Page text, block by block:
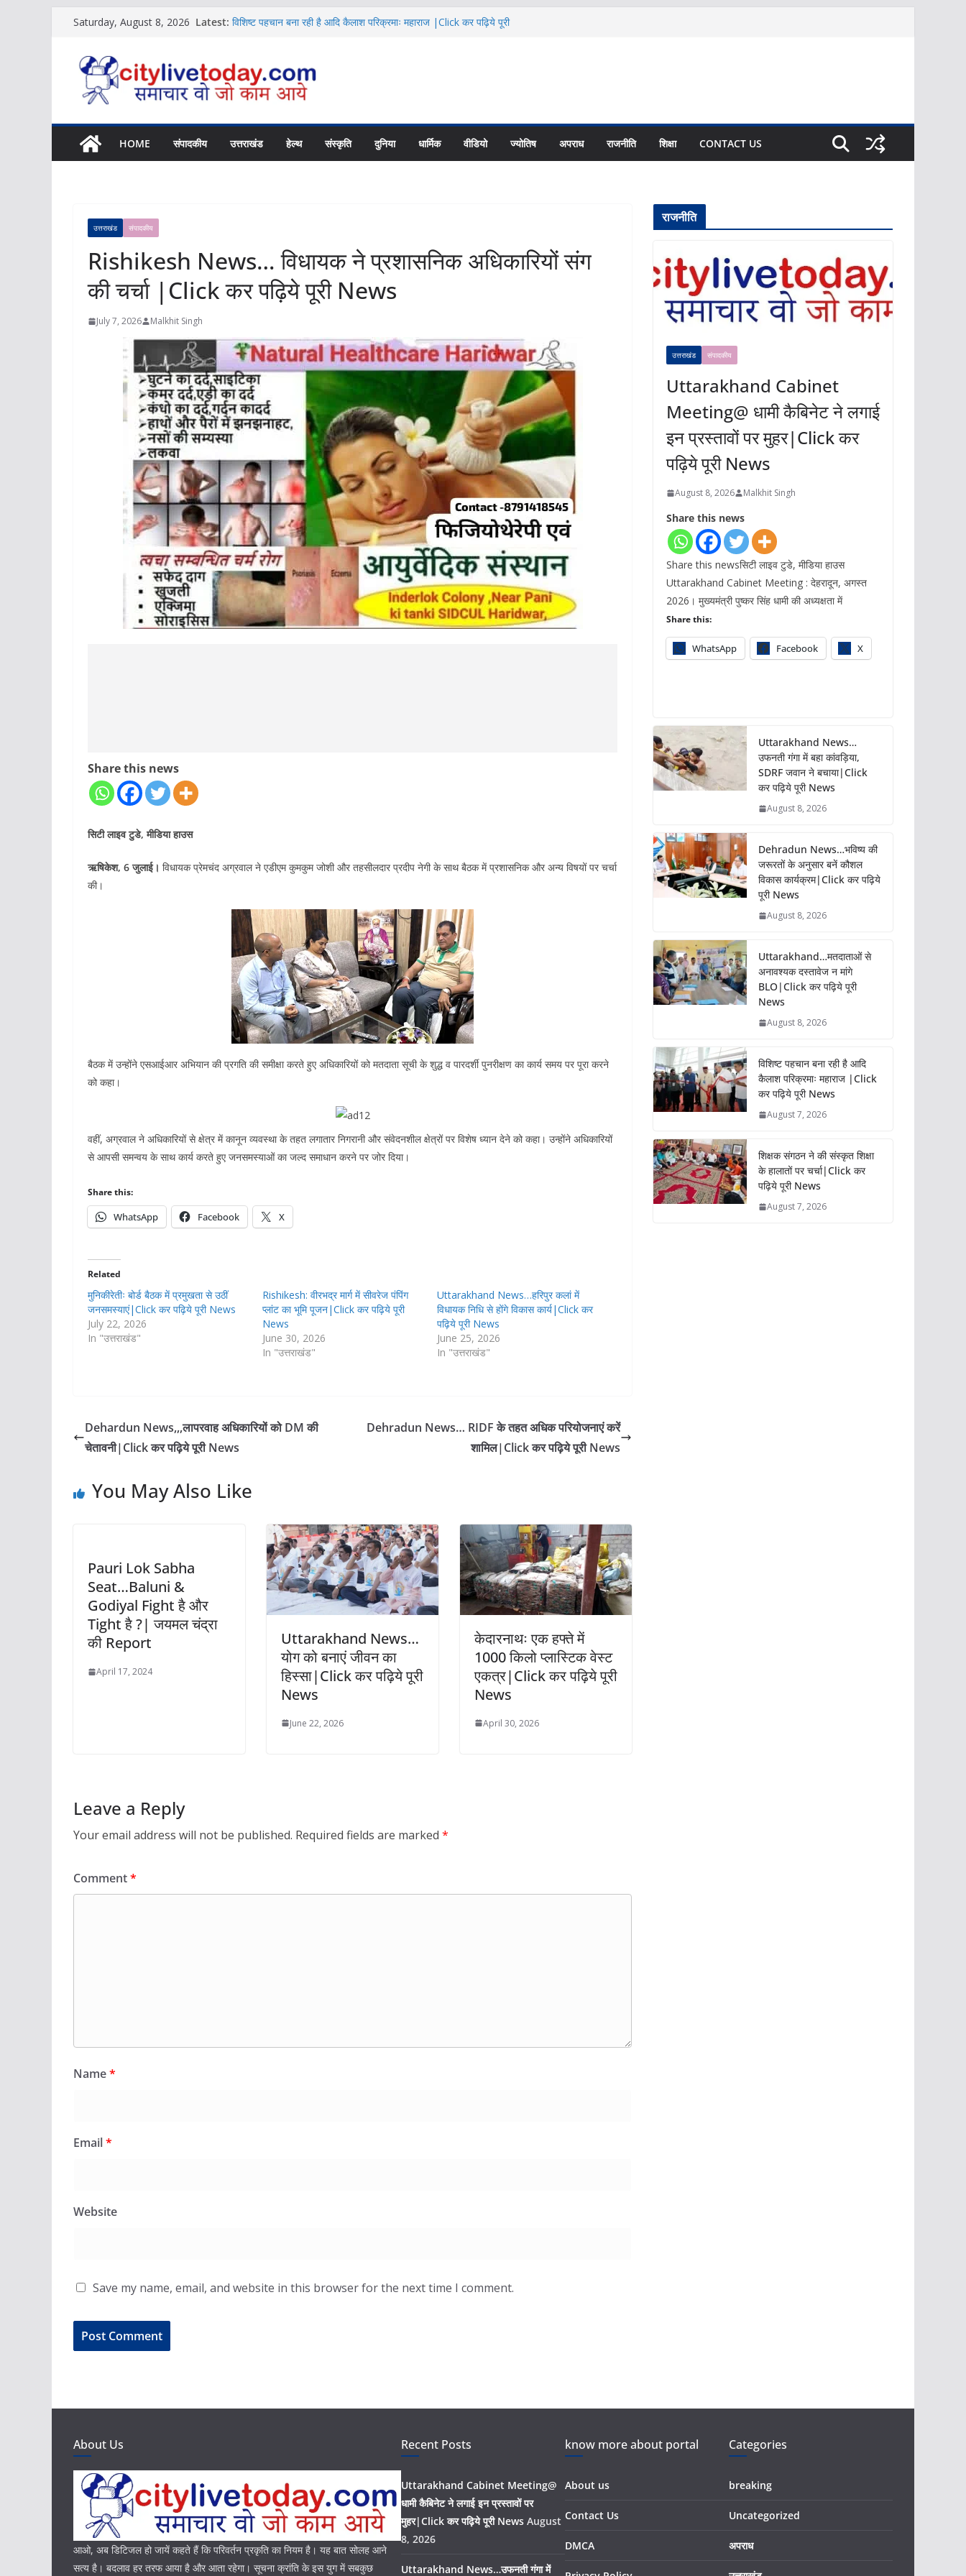
Skip
content
Saturday, August 8, 2026 Latest: विशिष्ट पहचान बना रही है आदि कैलाश परिक्रमाः महाराज |Click कर पढ़िये पूरी
मुहर|Click कर पढ़िये पूरी News
Uttarakhand News…उफनती गंगा में बहा कांवड़िया, SDRF जवान ने
बचाया|Click कर पढ़िये पूरी News
कार्यक्रम|Click कर पढ़िये पूरी News
Uttarakhand…मतदाताओं से अनावश्यक दस्तावेज न मांगे BLO|Click कर
पढ़िये पूरी News
HOME संपादकीय उत्तराखंड हेल्थ संस्कृति दुनिया धार्मिक वीडियो ज्योतिष अपराध राजनीति शिक्षा CONTACT US
उत्तराखंड संपादकीय
Rishikesh News… विधायक ने प्रशासनिक अधिकारियों संग
की चर्चा |Click कर पढ़िये पूरी News
July 7, 2026 Malkhit Singh
Share this news
सिटी लाइव टुडे, मीडिया हाउस
ऋषिकेश, 6 जुलाई। विधायक प्रेमचंद अग्रवाल ने एडीएम कुमकुम जोशी और तहसीलदार प्रदीप नेगी के साथ बैठक में प्रशासनिक और अन्य विषयों पर चर्चा
की।
बैठक में उन्होंने एसआईआर अभियान की प्रगति की समीक्षा करते हुए अधिकारियों को मतदाता सूची के शुद्ध व पारदर्शी पुनरीक्षण का कार्य समय पर पूरा करने
को कहा।
वहीं, अग्रवाल ने अधिकारियों से क्षेत्र में कानून व्यवस्था के तहत लगातार निगरानी और संवेदनशील क्षेत्रों पर विशेष ध्यान देने को कहा। उन्होंने अधिकारियों
से आपसी समन्वय के साथ कार्य करते हुए जनसमस्याओं का जल्द समाधान करने पर जोर दिया।
Share this:
WhatsApp Facebook X
Related
मुनिकीरेतीः बोर्ड बैठक में प्रमुखता से उठीं
जनसमस्याएं|Click कर पढ़िये पूरी News
July 22, 2026
In "उत्तराखंड"
Rishikesh: वीरभद्र मार्ग में सीवरेज पंपिंग
प्लांट का भूमि पूजन|Click कर पढ़िये पूरी
News
June 30, 2026
In "उत्तराखंड"
Uttarakhand News…हरिपुर कलां में
विधायक निधि से होंगे विकास कार्य|Click कर
पढ़िये पूरी News
June 25, 2026
In "उत्तराखंड"
Dehardun News,,,लापरवाह अधिकारियों को DM की
चेतावनी|Click कर पढ़िये पूरी News
Dehradun News… RIDF के तहत अधिक परियोजनाएं करें
शामिल|Click कर पढ़िये पूरी News
You May Also Like
Pauri Lok Sabha
Seat…Baluni &
Godiyal Fight है और
Tight है ?| जयमल चंद्रा
की Report
April 17, 2024
Uttarakhand News…
योग को बनाएं जीवन का
हिस्सा|Click कर पढ़िये पूरी
News
June 22, 2026
केदारनाथः एक हफ्ते में
1000 किलो प्लास्टिक वेस्ट
एकत्र|Click कर पढ़िये पूरी
News
April 30, 2026
Leave a Reply
Your email address will not be published. Required fields are marked *
Comment*
Name*
Email*
Website
Save my name, email, and website in this browser for the next time I comment.
राजनीति
उत्तराखंड संपादकीय
Uttarakhand Cabinet
Meeting@ धामी कैबिनेट ने लगाई
इन प्रस्तावों पर मुहर|Click कर
पढ़िये पूरी News
August 8, 2026 Malkhit Singh
Share this news
Share this newsसिटी लाइव टुडे, मीडिया हाउस
Uttarakhand Cabinet Meeting : देहरादून, अगस्त
2026। मुख्यमंत्री पुष्कर सिंह धामी की अध्यक्षता में
Share this:
WhatsApp Facebook X
Uttarakhand News…
उफनती गंगा में बहा कांवड़िया,
SDRF जवान ने बचाया|Click
कर पढ़िये पूरी News
August 8, 2026
Dehradun News…भविष्य की
जरूरतों के अनुसार बनें कौशल
विकास कार्यक्रम|Click कर पढ़िये
पूरी News
August 8, 2026
Uttarakhand…मतदाताओं से
अनावश्यक दस्तावेज न मांगे
BLO|Click कर पढ़िये पूरी
News
August 8, 2026
विशिष्ट पहचान बना रही है आदि
कैलाश परिक्रमाः महाराज |Click
कर पढ़िये पूरी News
August 7, 2026
शिक्षक संगठन ने की संस्कृत शिक्षा
के हालातों पर चर्चा|Click कर
पढ़िये पूरी News
August 7, 2026
About Us
आओ, अब डिटिजल हो जायें कहते हैं कि परिवर्तन प्रकृति का नियम है। यह बात सोलह आने
सत्य है। बदलाव हर तरफ आया है और आता रहेगा। सूचना क्रांति के इस युग में सबकुछ
Recent Posts
Uttarakhand Cabinet Meeting@
धामी कैबिनेट ने लगाई इन प्रस्तावों पर
मुहर|Click कर पढ़िये पूरी News August
8, 2026
Uttarakhand News…उफनती गंगा में
know more about portal
About us
Contact Us
DMCA
Categories
breaking
Uncategorized
अपराध